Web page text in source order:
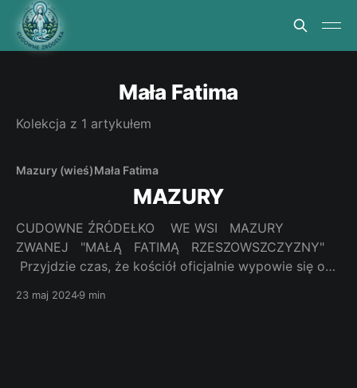
Mała Fatima
Kolekcja z 1 artykułem
Mazury (wieś)Mała Fatima
MAZURY
CUDOWNE ŹRÓDEŁKO WE WSI MAZURY
ZWANEJ "MAŁĄ FATIMĄ RZESZOWSZCZYZNY"
Przyjdzie czas, że kościół oficjalnie wypowie się o
miejsca i mających tam miejsce wydarzeń dawniej i
23 maj 20249 min